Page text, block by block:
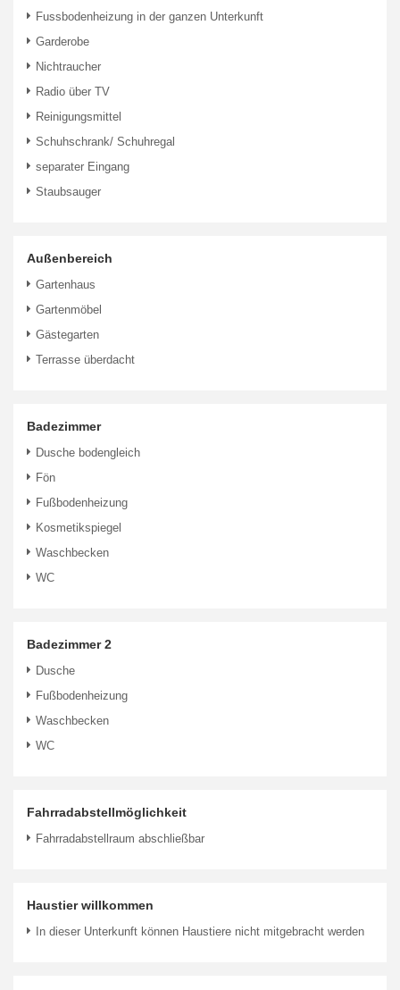
Fussbodenheizung in der ganzen Unterkunft
Garderobe
Nichtraucher
Radio über TV
Reinigungsmittel
Schuhschrank/ Schuhregal
separater Eingang
Staubsauger
Außenbereich
Gartenhaus
Gartenmöbel
Gästegarten
Terrasse überdacht
Badezimmer
Dusche bodengleich
Fön
Fußbodenheizung
Kosmetikspiegel
Waschbecken
WC
Badezimmer 2
Dusche
Fußbodenheizung
Waschbecken
WC
Fahrradabstellmöglichkeit
Fahrradabstellraum abschließbar
Haustier willkommen
In dieser Unterkunft können Haustiere nicht mitgebracht werden